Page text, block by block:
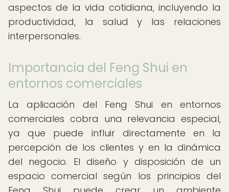
aspectos de la vida cotidiana, incluyendo la
productividad, la salud y las relaciones
interpersonales.
Importancia del Feng Shui en
entornos comerciales
La aplicación del Feng Shui en entornos
comerciales cobra una relevancia especial,
ya que puede influir directamente en la
percepción de los clientes y en la dinámica
del negocio. El diseño y disposición de un
espacio comercial según los principios del